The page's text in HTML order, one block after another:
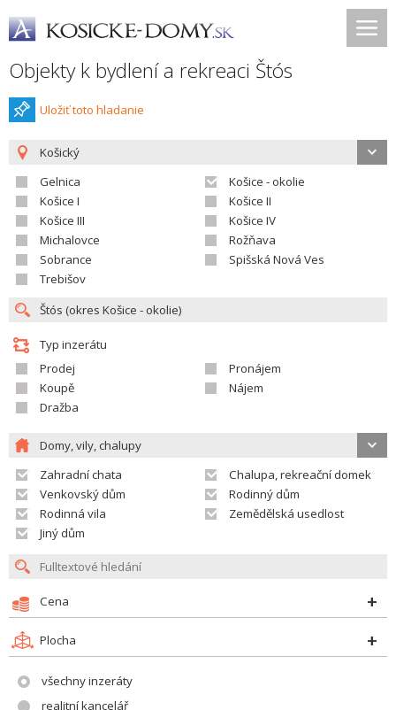
Objekty k bydlení a rekreaci Štós
Uložiť toto hladanie
Košický
Gelnica
Košice - okolie
Košice I
Košice II
Košice III
Košice IV
Michalovce
Rožňava
Sobrance
Spišská Nová Ves
Trebišov
Typ inzerátu
Prodej
Pronájem
Koupě
Nájem
Dražba
Domy, vily, chalupy
Zahradní chata
Chalupa, rekreační domek
Venkovský dům
Rodinný dům
Rodinná vila
Zemědělská usedlost
Jiný dům
Cena
Plocha
všechny inzeráty
realitní kancelář